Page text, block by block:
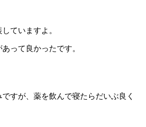
ていますよ。
って良かったです。
すが、薬を飲んで寝たらだいぶ良く